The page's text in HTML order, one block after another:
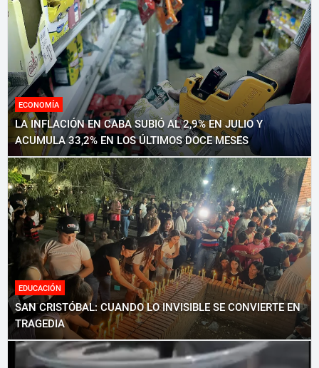
ECONOMÍA
LA INFLACIÓN EN CABA SUBIÓ AL 2,9% EN JULIO Y
ACUMULA 33,2% EN LOS ÚLTIMOS DOCE MESES
EDUCACIÓN
SAN CRISTÓBAL: CUANDO LO INVISIBLE SE CONVIERTE EN
TRAGEDIA